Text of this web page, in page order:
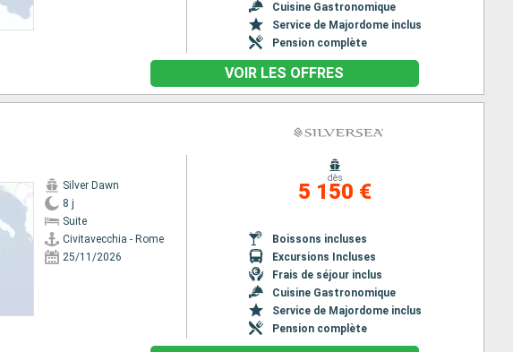
Cuisine Gastronomique
Service de Majordome inclus
Pension complète
VOIR LES OFFRES
Silver Dawn
8 j
Suite
Civitavecchia - Rome
25/11/2026
dès
5 150 €
Boissons incluses
Excursions Incluses
Frais de séjour inclus
Cuisine Gastronomique
Service de Majordome inclus
Pension complète